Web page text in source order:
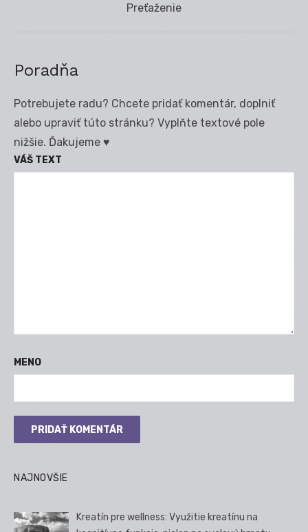
Next
Preťaženie
Poradňa
Potrebujete radu? Chcete pridať komentár, doplniť
alebo upraviť túto stránku? Vyplňte textové pole
nižšie. Ďakujeme ♥
VÁŠ TEXT
MENO
NAJNOVŠIE
Kreatín pre wellness: Využitie kreatínu na